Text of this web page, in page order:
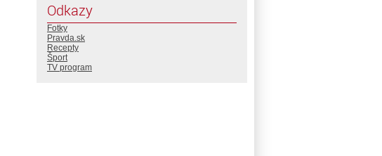
Odkazy
Fotky
Pravda.sk
Recepty
Šport
TV program